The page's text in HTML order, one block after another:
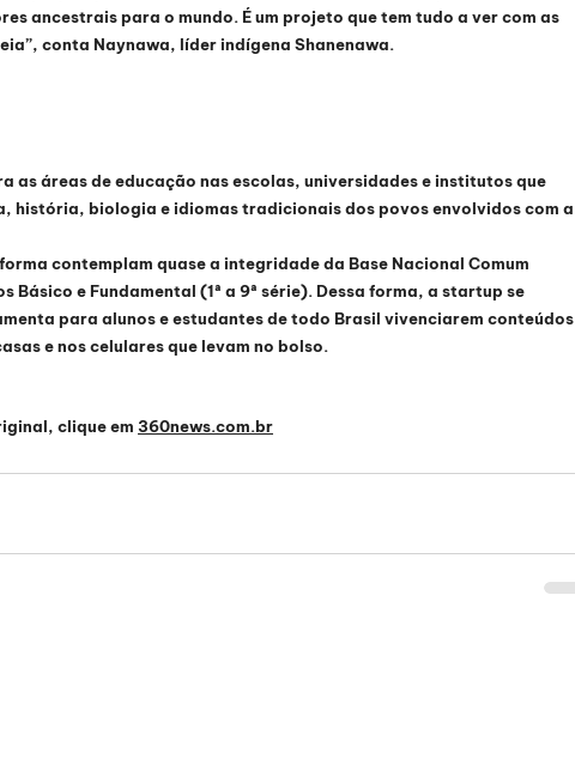
ancestrais para o mundo. É um projeto que tem tudo a ver com as
conta Naynawa, líder indígena Shanenawa.
as áreas de educação nas escolas, universidades e institutos que
história, biologia e idiomas tradicionais dos povos envolvidos com a
contemplam quase a integridade da Base Nacional Comum
Básico e Fundamental (1ª a 9ª série). Dessa forma, a startup se
para alunos e estudantes de todo Brasil vivenciarem conteúdos
e nos celulares que levam no bolso.
clique em 360news.com.br